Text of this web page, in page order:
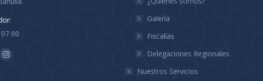
00
Instagram
Galería
Fiscalías
Delegaciones Regionales
Nuestros Servicios